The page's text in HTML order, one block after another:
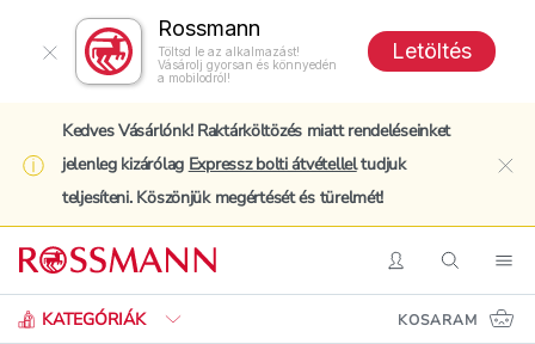
Rossmann
Töltsd le az alkalmazást!
Vásárolj gyorsan és könnyedén
a mobilodról!
Letöltés
Kedves Vásárlónk! Raktárköltözés miatt rendeléseinket
jelenleg kizárólag Expressz bolti átvételleltudjuk
teljesíteni. Köszönjük megértését és türelmét!
BelépésKeresés
KATEGÓRIÁK
Keresés
KOSARAM